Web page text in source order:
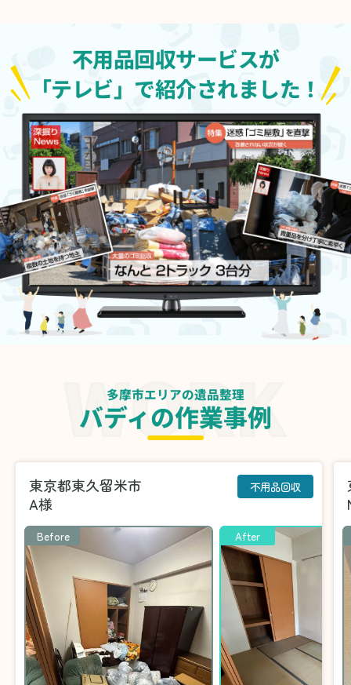
不用品回収サービスが
「テレビ」で紹介されました！
多摩市エリアの遺品整理
バディの作業事例
東京都東久留米市
A様
不用品回収
Before After